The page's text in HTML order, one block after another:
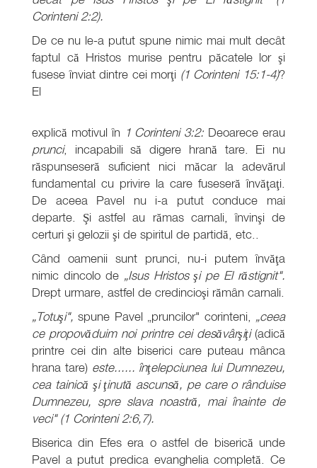
Corinteni 2:2).
De ce nu le-a putut spune nimic mai mult decât
faptul că Hristos murise pentru păcatele lor şi
fusese înviat dintre cei morţi (1 Corinteni 15:1-4)?
El
explică motivul în 1 Corinteni 3:2: Deoarece erau
prunci, incapabili să digere hrană tare. Ei nu
răspunseseră suficient nici măcar la adevărul
fundamental cu privire la care fuseseră învăţaţi.
De aceea Pavel nu i-a putut conduce mai
departe. Şi astfel au rămas carnali, învinşi de
certuri şi gelozii şi de spiritul de partidă, etc..
Când oamenii sunt prunci, nu-i putem învăţa
nimic dincolo de „Isus Hristos şi pe El răstignit".
Drept urmare, astfel de credincioşi rămân carnali.
„Totuşi",spune Pavel „pruncilor" corinteni, „ceea
ce propovăduim noi printre cei desăvârşiţi(adică
printre cei din alte biserici care puteau mânca
hrana tare) este...... înţelepciunea lui Dumnezeu,
cea tainică şi ţinută ascunsă, pe care o rânduise
Dumnezeu, spre slava noastră, mai înainte de
veci" (1 Corinteni 2:6,7).
Biserica din Efes era o astfel de biserică unde
Pavel a putut predica evanghelia completă. Ce